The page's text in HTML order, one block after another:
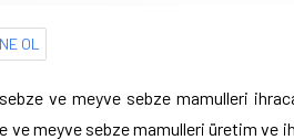
OL
ve meyve sebze mamulleri
ve meyve sebze mamulleri üretim ve